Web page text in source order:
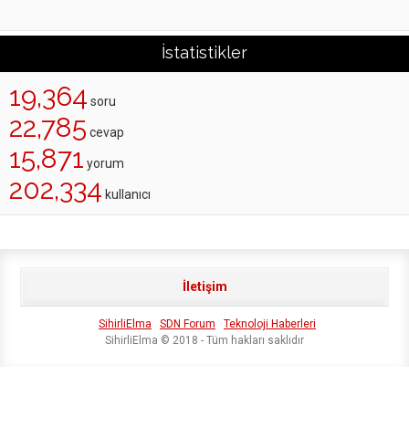
İstatistikler
19,364 soru
22,785 cevap
15,871 yorum
202,334 kullanıcı
İletişim
SihirliElma SDN Forum
Teknoloji Haberleri
SihirliElma © 2018 - Tüm hakları saklıdır